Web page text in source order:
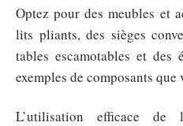
Optez pour des meubles et
lits pliants, des sièges
tables escamotables et des
exemples de composants
L’utilisation efficace de